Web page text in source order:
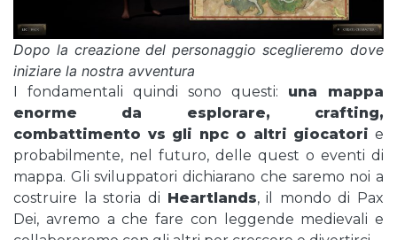
Dopo la creazione del personaggio sceglieremo dove
iniziare la nostra avventura
I fondamentali quindi sono questi: una mappa
enorme da esplorare, crafting,
combattimento vs gli npc o altri giocatori e
probabilmente, nel futuro, delle quest o eventi di
mappa. Gli sviluppatori dichiarano che saremo noi a
costruire la storia di Heartlands, il mondo di Pax
Dei, avremo a che fare con leggende medievali e